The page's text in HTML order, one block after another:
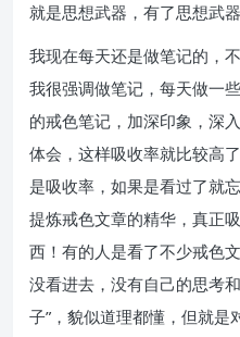
就是思想武器，有了思想武
我现在每天还是做笔记的，
我很强调做笔记，每天做一
的戒色笔记，加深印象，深
体会，这样吸收率就比较高
是吸收率，如果是看过了就
提炼戒色文章的精华，真正
西！有的人是看了不少戒色
没看进去，没有自己的思考
子”，貌似道理都懂，但就是